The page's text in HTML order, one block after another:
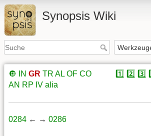
Synopsis Wiki
🔘 IN GR TR AL OF CO 1️⃣ 2️⃣ 3️⃣
AN RP IV alia
0284 ← → 0286